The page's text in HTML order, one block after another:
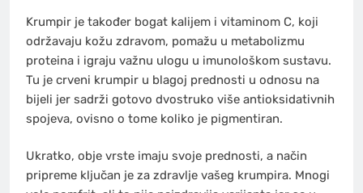
Krumpir je također bogat kalijem i vitaminom C, koji
održavaju kožu zdravom, pomažu u metabolizmu
proteina i igraju važnu ulogu u imunološkom sustavu.
Tu je crveni krumpir u blagoj prednosti u odnosu na
bijeli jer sadrži gotovo dvostruko više antioksidativnih
spojeva, ovisno o tome koliko je pigmentiran.
Ukratko, obje vrste imaju svoje prednosti, a način
pripreme ključan je za zdravlje vašeg krumpira. Mnogi